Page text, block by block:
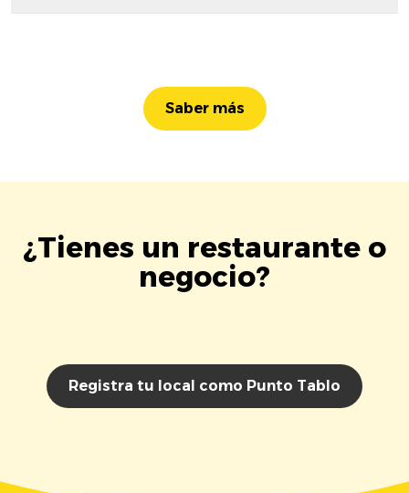
Saber más
¿Tienes un restaurante o
negocio?
Registra tu local como Punto Tablo